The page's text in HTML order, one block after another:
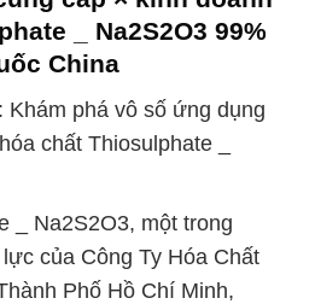
_ Na2S2O3 99%
China
phá vô số ứng dụng
chất Thiosulphate _
_ Na2S2O3, một trong
của Công Ty Hóa Chất
Phố Hồ Chí Minh,